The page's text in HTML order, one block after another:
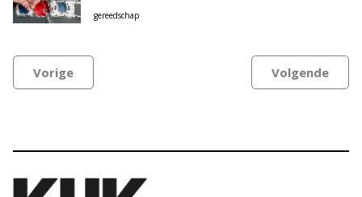
gereedschap
Vorige Volgende